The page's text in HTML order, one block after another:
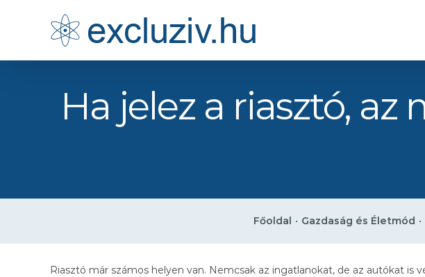
Ha jelez a riasztó,
Főoldal • Gazdaság és Életmód •
Riasztó már számos helyen van. Nemcsak az ingatlanokat, de az autókat is